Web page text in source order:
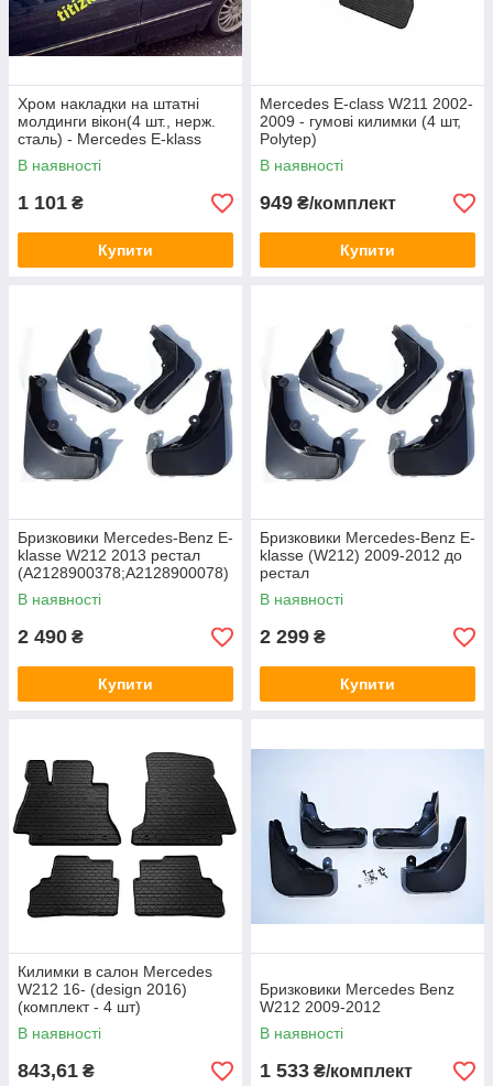
Хром накладки на штатні
молдинги вікон(4 шт., нерж.
сталь) - Mercedes E-klass
W210
В наявності
1 101 ₴
Купити
Mercedes E-сlass W211 2002-
2009 - гумові килимки (4 шт,
Polytep)
В наявності
949 ₴/комплект
Купити
Бризковики Mercedes-Benz E-
klasse W212 2013 рестал
(A2128900378;A2128900078)
В наявності
2 490 ₴
Купити
Бризковики Mercedes-Benz E-
klasse (W212) 2009-2012 до
рестал
(A2128900178;A2128900078)
В наявності
2 299 ₴
Купити
Килимки в салон Mercedes
W212 16- (design 2016)
(комплект - 4 шт)
В наявності
843,61 ₴
Бризковики Mercedes Benz
W212 2009-2012
В наявності
1 533 ₴/комплект